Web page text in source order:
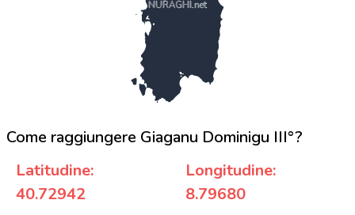
NURAGHI.net
Come raggiungere Giaganu Dominigu III°?
Latitudine:
40.72942
Longitudine:
8.79680